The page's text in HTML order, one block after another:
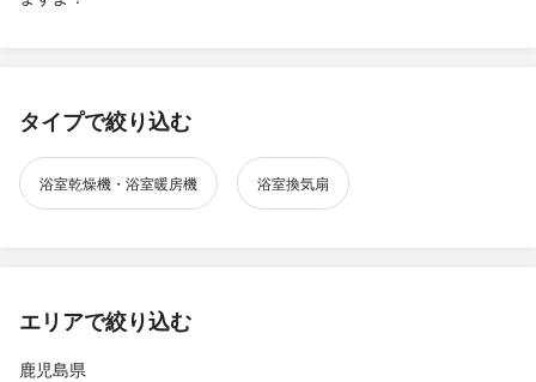
タイプで絞り込む
浴室乾燥機・浴室暖房機 浴室換気扇
エリアで絞り込む
鹿児島県